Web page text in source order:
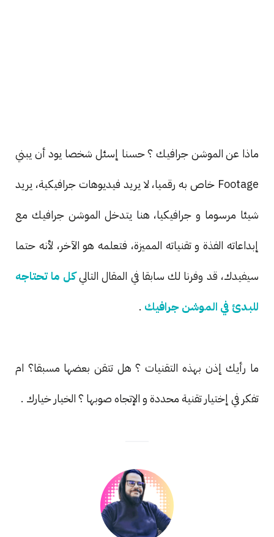
ماذا عن الموشن جرافيك ؟ حسنا إسئل شخصا يود أن يبني
Footage خاص به رقميا، لا يريد فيديوهات جرافيكية، يريد
شيئا مرسوما و جرافيكيا، هنا يتدخل الموشن جرافيك مع
إبداعاته الفذة و تقنياته المميزة، فتعلمه هو الآخر، لأنه حتما
سيفيدك، قد وفرنا لك سابقا في المقال التاليكل ما تحتاجه
للبدئ في الموشن جرافيك .
ما رأيك إذن بهذه التقنيات ؟ هل تتقن بعضها مسبقا؟ ام
تفكر في إختيار تقنية محددة و الإتجاه صوبها ؟ الخيار خيارك .